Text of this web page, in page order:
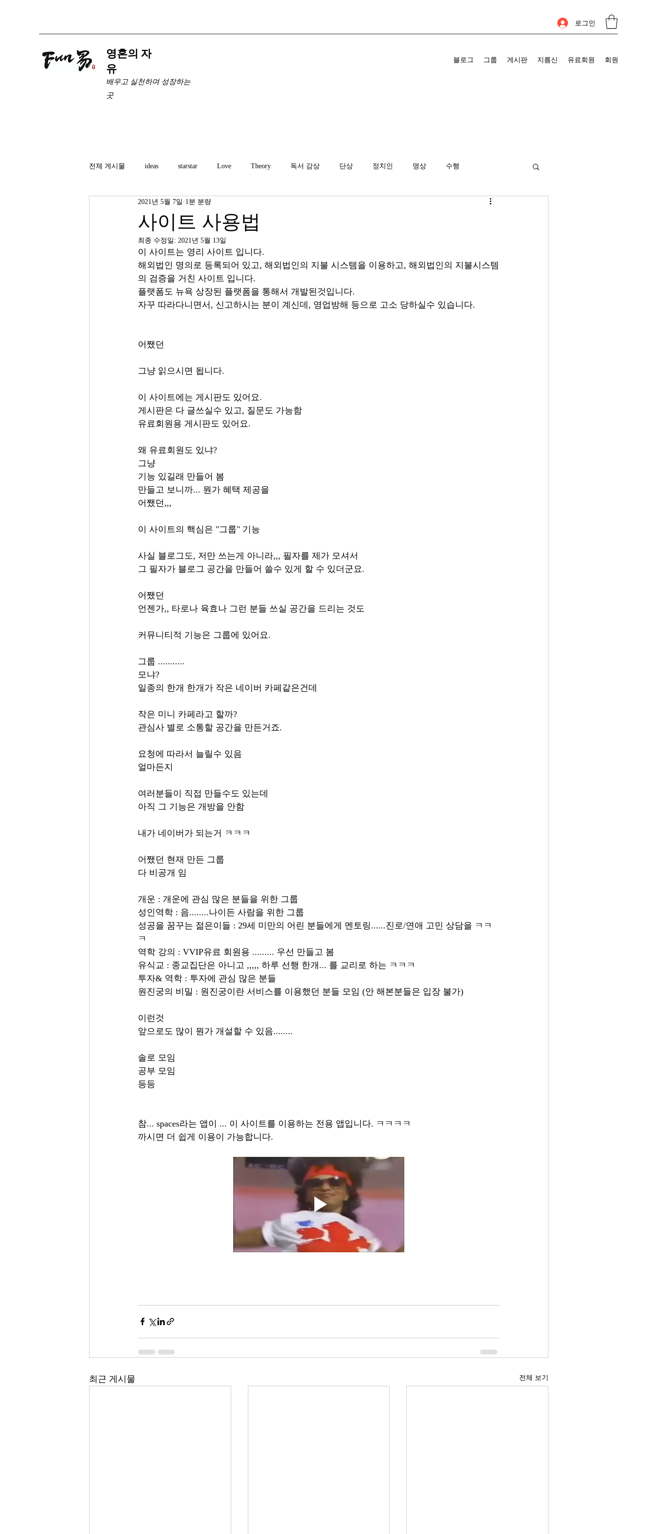
로그인
​영혼의 자
유
배우고 실천하며 성장하는
곳
블로그 그룹 게시판 지름신 유료회원 회원
전체 게시물 ideas starstar Love Theory 독서 감상 단상 정치인 명상 수행
사이트 사용법
2021년 5월 7일 1분 분량
최종 수정일: 2021년 5월 13일
이 사이트는 영리 사이트 입니다.
해외법인 명의로 등록되어 있고, 해외법인의 지불 시스템을 이용하고, 해외법인의 지불시스템
의 검증을 거친 사이트 입니다.
플랫폼도 뉴욕 상장된 플랫폼을 통해서 개발된것입니다.
자꾸 따라다니면서, 신고하시는 분이 계신데, 영업방해 등으로 고소 당하실수 있습니다.
어쨌던
그냥 읽으시면 됩니다.
이 사이트에는 게시판도 있어요.
게시판은 다 글쓰실수 있고, 질문도 가능함
유료회원용 게시판도 있어요.
왜 유료회원도 있냐?
그냥
기능 있길래 만들어 봄
만들고 보니까... 뭔가 혜택 제공을
어쨌던,,,
이 사이트의 핵심은 "그룹" 기능
사실 블로그도, 저만 쓰는게 아니라,,, 필자를 제가 모셔서
그 필자가 블로그 공간을 만들어 쓸수 있게 할 수 있더군요.
어쨌던
언젠가,, 타로나 육효나 그런 분들 쓰실 공간을 드리는 것도
커뮤니티적 기능은 그룹에 있어요.
그룹 ...........
모냐?
일종의 한개 한개가 작은 네이버 카페같은건데
작은 미니 카페라고 할까?
관심사 별로 소통할 공간을 만든거죠.
요청에 따라서 늘릴수 있음
얼마든지
여러분들이 직접 만들수도 있는데
아직 그 기능은 개방을 안함
내가 네이버가 되는거 ㅋㅋㅋ
어쨌던 현재 만든 그룹
다 비공개 임
개운 : 개운에 관심 많은 분들을 위한 그룹
성인역학 : 음........나이든 사람을 위한 그룹
성공을 꿈꾸는 젊은이들 : 29세 미만의 어린 분들에게 멘토링......진로/연애 고민 상담을 ㅋㅋ
ㅋ
역학 강의 : VVIP유료 회원용 ......... 우선 만들고 봄
유식교 : 종교집단은 아니고 ,,,,, 하루 선행 한개... 를 교리로 하는 ㅋㅋㅋ
투자& 역학 : 투자에 관심 많은 분들
원진궁의 비밀 : 원진궁이란 서비스를 이용했던 분들 모임 (안 해본분들은 입장 불가)
이런것
앞으로도 많이 뭔가 개설할 수 있음........
솔로 모임
공부 모임
등등
참... spaces라는 앱이 ... 이 사이트를 이용하는 전용 앱입니다. ㅋㅋㅋㅋ
까시면 더 쉽게 이용이 가능합니다.
최근 게시물 전체 보기